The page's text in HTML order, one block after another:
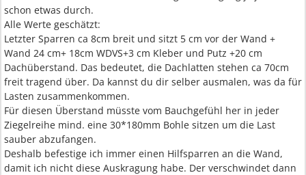
schon etwas durch.
Alle Werte geschätzt:
Letzter Sparren ca 8cm breit und sitzt 5 cm vor der Wand +
Wand 24 cm+ 18cm WDVS+3 cm Kleber und Putz +20 cm
Dachüberstand. Das bedeutet, die Dachlatten stehen ca 70cm
freit tragend über. Da kannst du dir selber ausmalen, was da für
Lasten zusammenkommen.
Für diesen Überstand müsste vom Bauchgefühl her in jeder
Ziegelreihe mind. eine 30*180mm Bohle sitzen um die Last
sauber abzufangen.
Deshalb befestige ich immer einen Hilfsparren an die Wand,
damit ich nicht diese Auskragung habe. Der verschwindet dann